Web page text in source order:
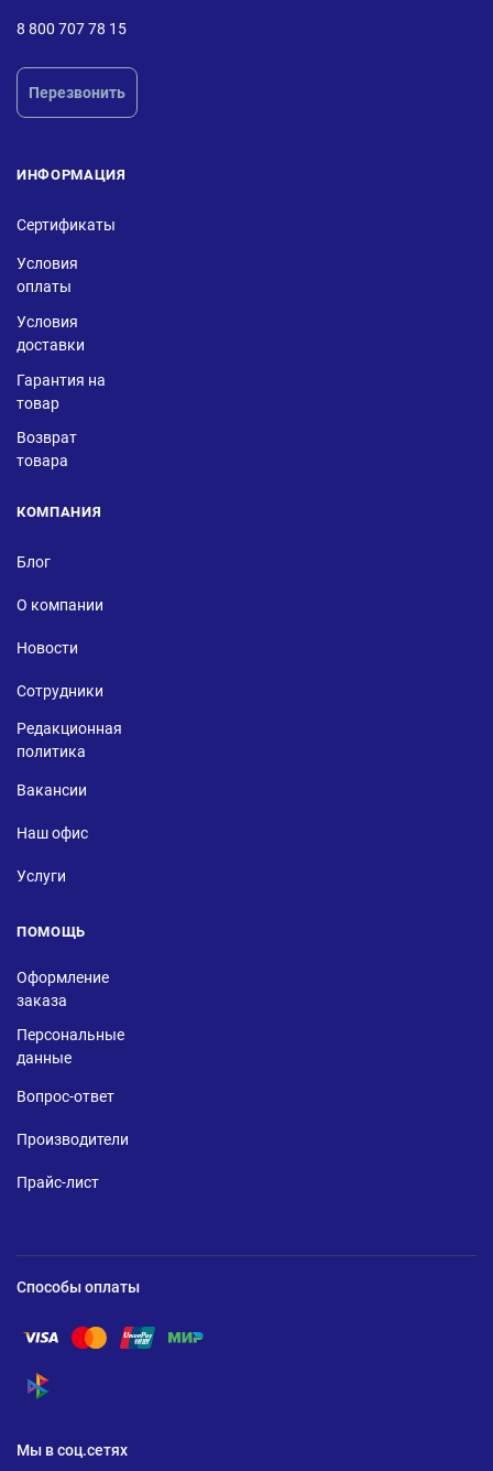
8 800 707 78 15
Перезвонить
ИНФОРМАЦИЯ
Сертификаты
Условия
оплаты
Условия
доставки
Гарантия на
товар
Возврат
товара
КОМПАНИЯ
Блог
О компании
Новости
Сотрудники
Редакционная
политика
Вакансии
Наш офис
Услуги
ПОМОЩЬ
Оформление
заказа
Персональные
данные
Вопрос-ответ
Производители
Прайс-лист
Способы оплаты
Помощь по оплате Visa
Помощь по оплате Mastercard
Помощь по оплате UnionPay
Помощь по оплате Мир
Помощь по оплате СБП
Мы в соц.сетях